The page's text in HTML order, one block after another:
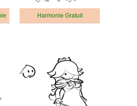
Harmonie Gratuit